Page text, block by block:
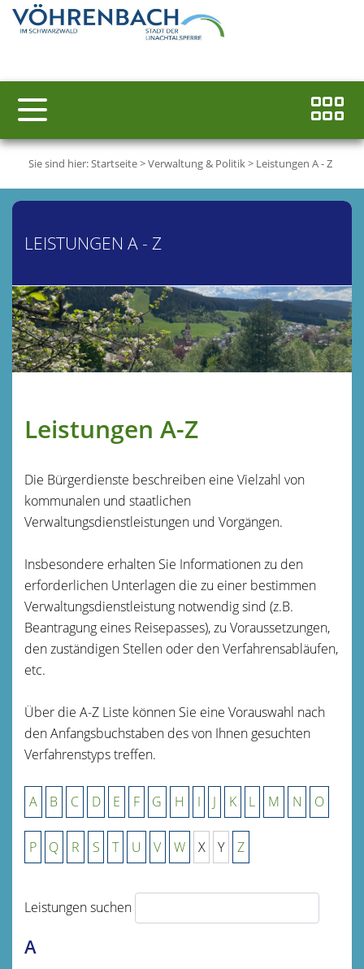
Sie sind hier:Startseite>Verwaltung & Politik> Leistungen A - Z
LEISTUNGEN A - Z
Leistungen A-Z
Die Bürgerdienste beschreiben eine Vielzahl von
kommunalen und staatlichen
Verwaltungsdienstleistungen und Vorgängen.
Insbesondere erhalten Sie Informationen zu den
erforderlichen Unterlagen die zu einer bestimmen
Verwaltungsdienstleistung notwendig sind (z.B.
Beantragung eines Reisepasses), zu Voraussetzungen,
den zuständigen Stellen oder den Verfahrensabläufen,
etc.
Über die A-Z Liste können Sie eine Vorauswahl nach
den Anfangsbuchstaben des von Ihnen gesuchten
Verfahrenstyps treffen.
A B C D E F G H I J K L M N O
P Q R S T U V W X Y Z
Leistungen suchen
A